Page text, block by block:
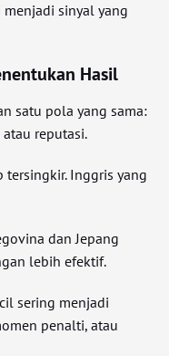
sinyal yang
Hasil
satu pola yang sama:
reputasi.
tersingkir. Inggris yang
dan Jepang
lebih efektif.
sering menjadi
penalti, atau